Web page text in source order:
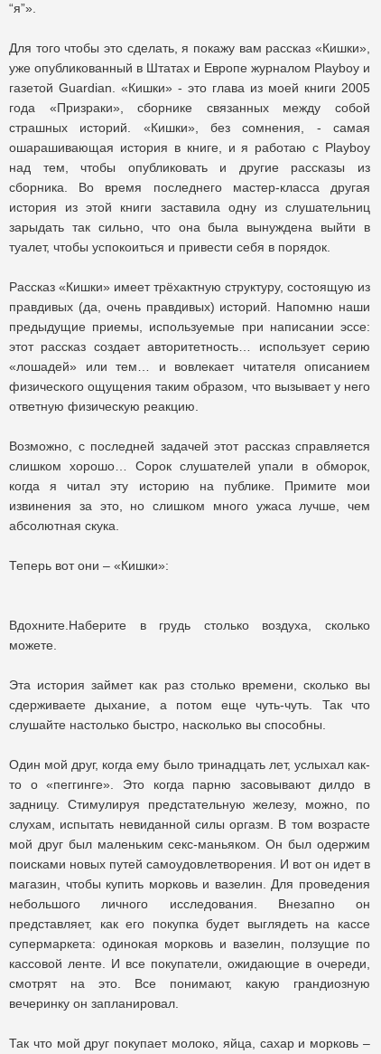
“я”».
Для того чтобы это сделать, я покажу вам рассказ «Кишки»,
уже опубликованный в Штатах и Европе журналом Playboy и
газетой Guardian. «Кишки» - это глава из моей книги 2005
года «Призраки», сборнике связанных между собой
страшных историй. «Кишки», без сомнения, - самая
ошарашивающая история в книге, и я работаю с Playboy
над тем, чтобы опубликовать и другие рассказы из
сборника. Во время последнего мастер-класса другая
история из этой книги заставила одну из слушательниц
зарыдать так сильно, что она была вынуждена выйти в
туалет, чтобы успокоиться и привести себя в порядок.
Рассказ «Кишки» имеет трёхактную структуру, состоящую из
правдивых (да, очень правдивых) историй. Напомню наши
предыдущие приемы, используемые при написании эссе:
этот рассказ создает авторитетность… использует серию
«лошадей» или тем… и вовлекает читателя описанием
физического ощущения таким образом, что вызывает у него
ответную физическую реакцию.
Возможно, с последней задачей этот рассказ справляется
слишком хорошо… Сорок слушателей упали в обморок,
когда я читал эту историю на публике. Примите мои
извинения за это, но слишком много ужаса лучше, чем
абсолютная скука.
Теперь вот они – «Кишки»:
Вдохните.Наберите в грудь столько воздуха, сколько
можете.
Эта история займет как раз столько времени, сколько вы
сдерживаете дыхание, а потом еще чуть-чуть. Так что
слушайте настолько быстро, насколько вы способны.
Один мой друг, когда ему было тринадцать лет, услыхал как-
то о «пеггинге». Это когда парню засовывают дилдо в
задницу. Стимулируя предстательную железу, можно, по
слухам, испытать невиданной силы оргазм. В том возрасте
мой друг был маленьким секс-маньяком. Он был одержим
поисками новых путей самоудовлетворения. И вот он идет в
магазин, чтобы купить морковь и вазелин. Для проведения
небольшого личного исследования. Внезапно он
представляет, как его покупка будет выглядеть на кассе
супермаркета: одинокая морковь и вазелин, ползущие по
кассовой ленте. И все покупатели, ожидающие в очереди,
смотрят на это. Все понимают, какую грандиозную
вечеринку он запланировал.
Так что мой друг покупает молоко, яйца, сахар и морковь –